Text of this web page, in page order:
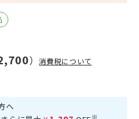
）消費税について
へ
※